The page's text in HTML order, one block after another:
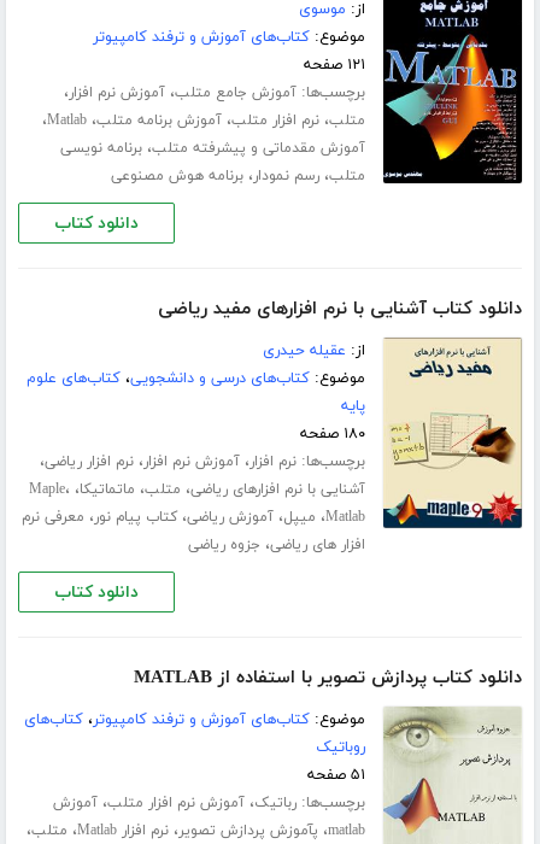
از: موسوی
موضوع:کتاب‌های آموزش و ترفند کامپیوتر
۱۲۱ صفحه
برچسب‌ها:آموزش جامع متلب،آموزش نرم افزار،
متلب،نرم افزار متلب،آموزش برنامه متلب،Matlab،
آموزش مقدماتی و پیشرفته متلب،برنامه نویسی
متلب،رسم نمودار،برنامه هوش مصنوعی
دانلود کتاب
دانلود کتاب آشنایی با نرم افزارهای مفید ریاضی
از: عقیله حیدری
موضوع:کتاب‌های درسی و دانشجویی،کتاب‌های علوم
پایه
۱۸۰ صفحه
برچسب‌ها:نرم افزار،آموزش نرم افزار،نرم افزار ریاضی،
آشنایی با نرم افزارهای ریاضی، متلب، ماتماتیکا، Maple،
Matlab، میپل،آموزش ریاضی،کتاب پیام نور، معرفی نرم
افزار های ریاضی، جزوه ریاضی
دانلود کتاب
دانلود کتاب پردازش تصویر با استفاده از MATLAB
موضوع:کتاب‌های آموزش و ترفند کامپیوتر،کتاب‌های
روباتیک
۵۱ صفحه
برچسب‌ها:رباتیک،آموزش نرم افزار متلب،آموزش
matlab، پآموزش پردازش تصویر،نرم افزار Matlab ، متلب،